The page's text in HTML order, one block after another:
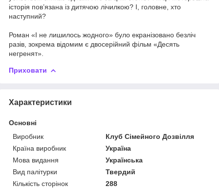
історія пов’язана із дитячою лічилкою? І, головне, хто
наступний?
Роман «І не лишилось жодного» було екранізовано безліч
разів, зокрема відомим є двосерійний фільм «Десять
негренят».
Приховати
Характеристики
Основні
Виробник
Клуб Сімейного Дозвілля
Країна виробник
Україна
Мова видання
Українська
Вид палітурки
Твердий
Кількість сторінок
288